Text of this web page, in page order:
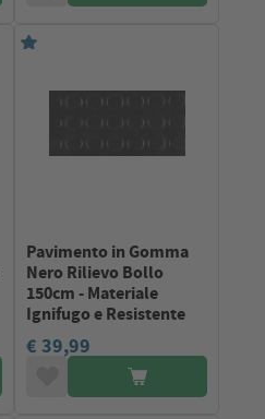
Pavimento in Gomma
Nero Rilievo Bollo
150cm - Materiale
Ignifugo e Resistente
€ 39,99